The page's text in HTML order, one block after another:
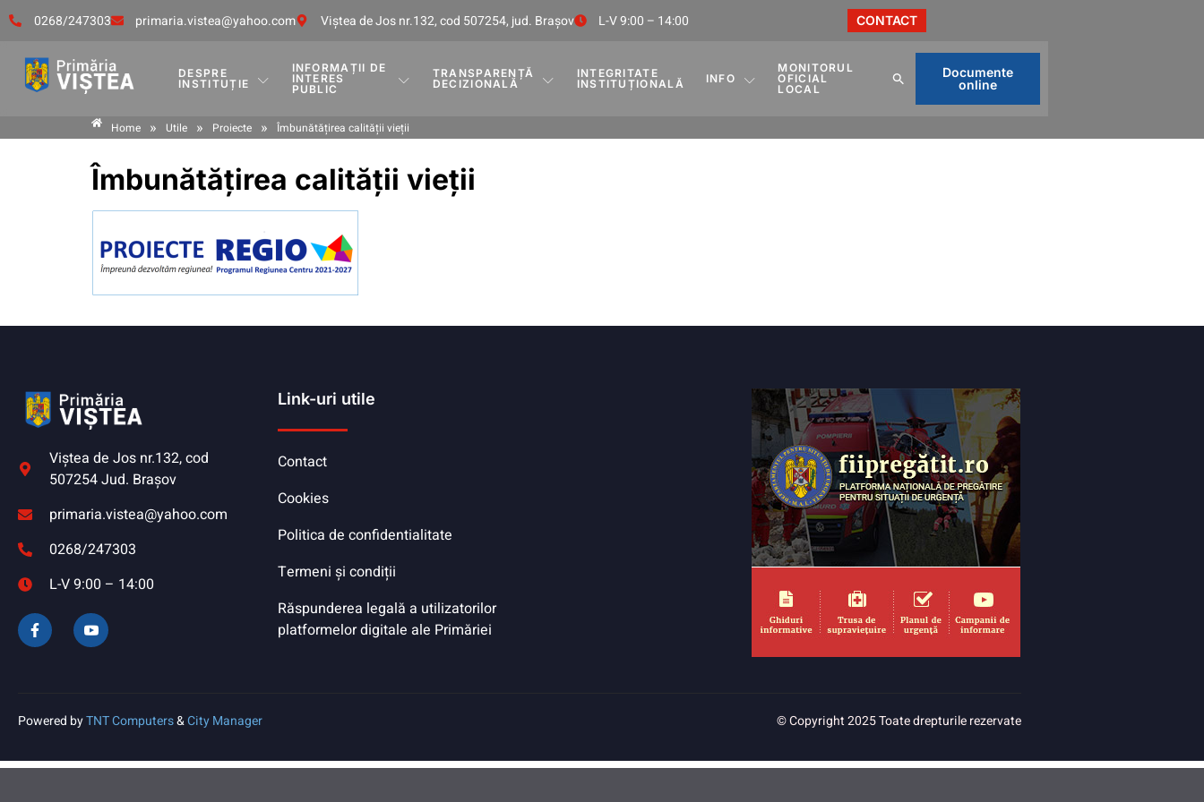
0268/247303 primaria.vistea@yahoo.com Viştea de Jos nr.132, cod 507254, jud. Braşov L-V 9:00 – 14:00 CONTACT
DESPRE
INSTITUȚIE
INFORMAȚII DE
INTERES
PUBLIC
TRANSPARENȚĂ
DECIZIONALĂ
INTEGRITATE
INSTITUȚIONALĂ
INFO
MONITORUL
OFICIAL
LOCAL
Documente
online
Home » Utile » Proiecte » Îmbunătățirea calității vieții
Îmbunătățirea calității vieții
Viştea de Jos nr.132, cod
507254 Jud. Braşov
primaria.vistea@yahoo.com
0268/247303
L-V 9:00 – 14:00
Link-uri utile
Contact
Cookies
Politica de confidentialitate
Termeni și condiții
Răspunderea legală a utilizatorilor
platformelor digitale ale Primăriei
Powered byTNT Computers&City Manager © Copyright 2025 Toate drepturile rezervate